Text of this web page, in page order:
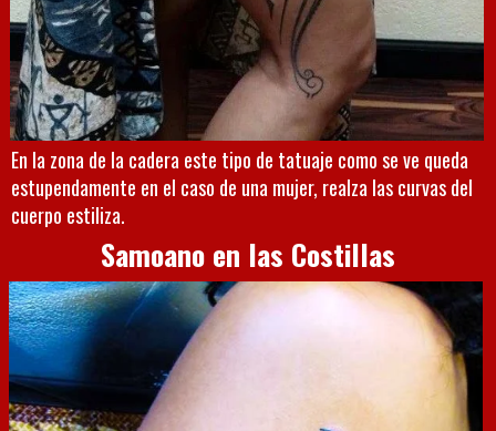
En la zona de la cadera este tipo de tatuaje como se ve queda
estupendamente en el caso de una mujer, realza las curvas del
cuerpo estiliza.
Samoano en las Costillas